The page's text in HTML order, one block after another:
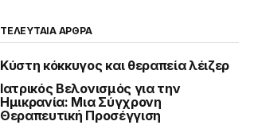
ΤΕΛΕΥΤΑΙΑ ΑΡΘΡΑ
Κύστη κόκκυγος και θεραπεία λέιζερ
Ιατρικός Βελονισμός για την
Ημικρανία: Μια Σύγχρονη
Θεραπευτική Προσέγγιση